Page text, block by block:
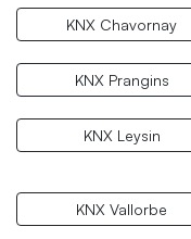
KNX Chavornay
KNX Prangins
KNX Leysin
KNX Vallorbe